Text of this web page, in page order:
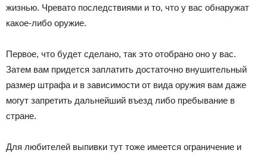
жизнью. Чревато последствиями и то, что у вас обнаружат
какое-либо оружие.
Первое, что будет сделано, так это отобрано оно у вас.
Затем вам придется заплатить достаточно внушительный
размер штрафа и в зависимости от вида оружия вам даже
могут запретить дальнейший въезд либо пребывание в
стране.
Для любителей выпивки тут тоже имеется ограничение и